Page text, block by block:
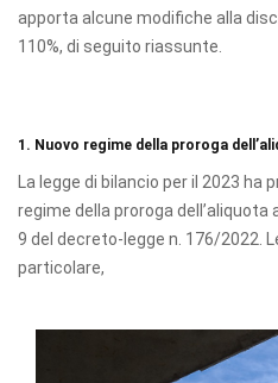
apporta alcune modifiche alla
110%, di seguito riassunte.
1. Nuovo regime della proroga
La legge di bilancio per il 2023 ha
regime della proroga dell’aliquota
9 del decreto-legge n. 176/2022.
particolare,